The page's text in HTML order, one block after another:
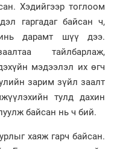
Хэдийгээр тоглоом
гаргадаг байсан ч,
дарамт шүү дээ.
тайлбарлаж,
мэдээлэл их өгч
зарим зүйл заалт
тулд дахин
байсан нь ч бий.
хаяж гарч байсан.